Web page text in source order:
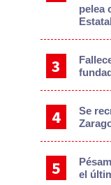
pelea
Se
el